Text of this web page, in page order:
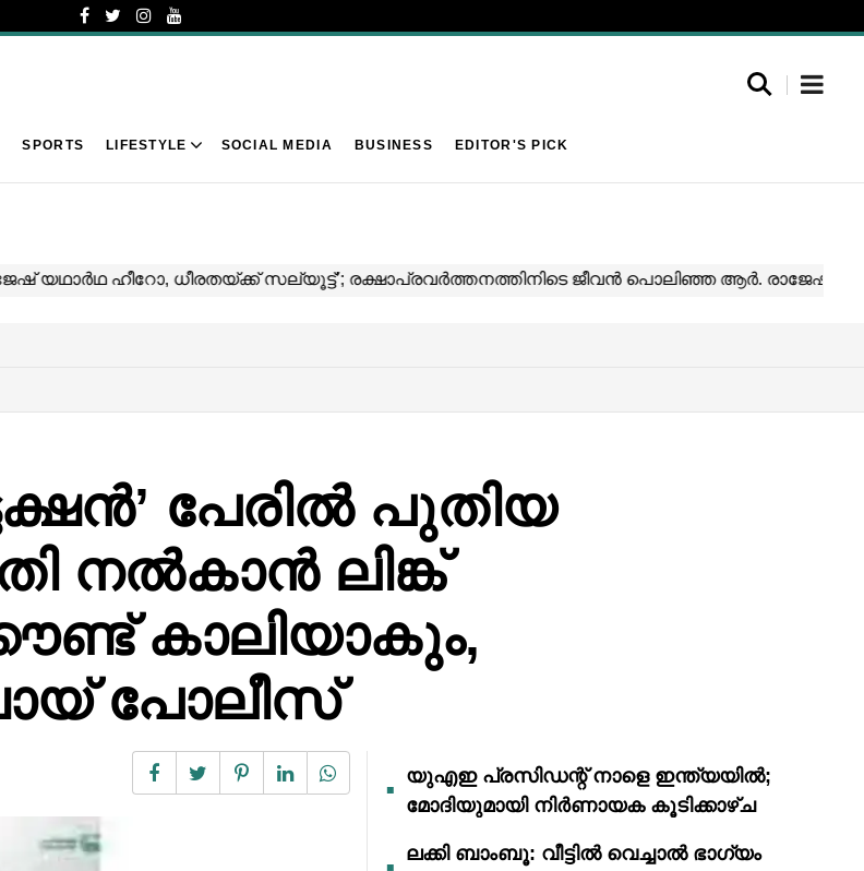
SPORTS LIFESTYLE SOCIAL MEDIA BUSINESS EDITOR'S PICK
പേരിൽ പുതിയ
നൽകാൻ ലിങ്ക്
കാലിയാകും,
പോലീസ്
യുഎഇ പ്രസിഡന്റ് നാളെ ഇന്ത്യയിൽ;
മോദിയുമായി നിർണായക കൂടിക്കാഴ്ച
ലക്കി ബാംബൂ: വീട്ടിൽ വെച്ചാൽ ഭാഗ്യം